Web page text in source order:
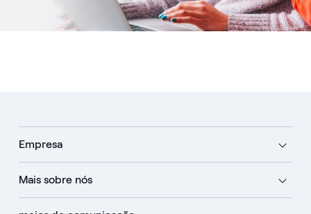
Empresa
Mais sobre nós